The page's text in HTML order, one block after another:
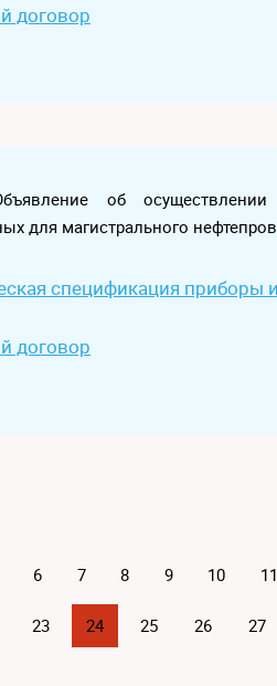
договор
об
для магистрального
спецификация приборы
договор
6 7 8 9 10 11
23 24 25 26 27